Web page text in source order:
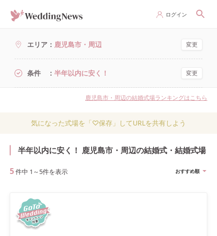
ログイン
エリア 鹿児島市・周辺 変更
条件 半年以内に安く！ 変更
鹿児島市・周辺の結婚式場ランキングはこちら
気になった式場を「♡保存」してURLを共有しよう
半年以内に安く！ 鹿児島市・周辺の結婚式・結婚式場
5件中 1 ～ 5件を表示 おすすめ順